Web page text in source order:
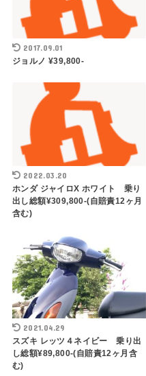
2017.09.01
ジョルノ ¥39,800-
2022.03.20
ホンダ ジャイロX ホワイト 乗り
出し総額¥309,800-(自賠責12ヶ月
含む)
2021.04.29
スズキ レッツ４ネイビー 乗り出
し総額¥89,800-(自賠責12ヶ月含
む)